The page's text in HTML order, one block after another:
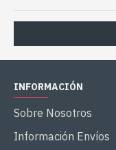
INFORMACIÓN
Sobre Nosotros
Información Envíos